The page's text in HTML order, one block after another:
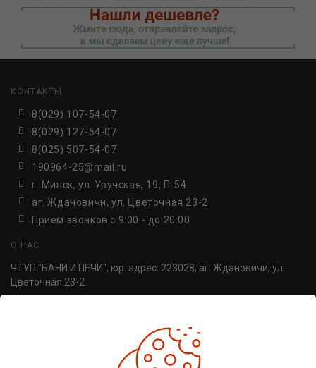
КОНТАКТЫ
8(029) 107-54-07
8(029) 127-54-07
8(025) 507-54-07
190964-25@mail.ru
г. Минск, ул. Уручская, 19, П-54
аг. Ждановичи, ул. Цветочная 23-2
Прием звонков c 9:00 - до 20:00
О НАС
ЧТУП "БАНИ И ПЕЧИ", юр. адрес: 223028, аг. Ждановичи, ул.
Цветочная 23-2.